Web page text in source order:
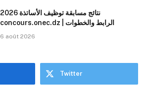
نتائج مسابقة توظيف الأساتذة 2026
concours.onec.dz | الرابط والخطوات
6 août 2026
Twitter